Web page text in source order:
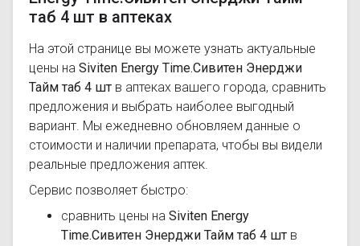
таб 4 шт в аптеках
На этой странице вы можете узнать актуальные
цены на Siviten Energy Time.Сивитен Энерджи
Тайм таб 4 шт в аптеках вашего города, сравнить
предложения и выбрать наиболее выгодный
вариант. Мы ежедневно обновляем данные о
стоимости и наличии препарата, чтобы вы видели
реальные предложения аптек.
Сервис позволяет быстро:
сравнить цены на Siviten Energy
Time.Сивитен Энерджи Тайм таб 4 шт в